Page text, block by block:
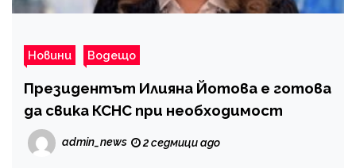
Новини Водещо
Президентът Илияна Йотова е готова
да свика КСНС при необходимост
admin_news 2 седмици ago